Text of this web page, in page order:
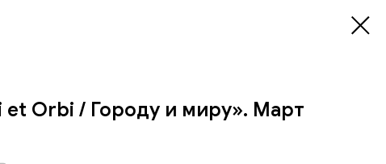
Orbi / Городу и миру». Март